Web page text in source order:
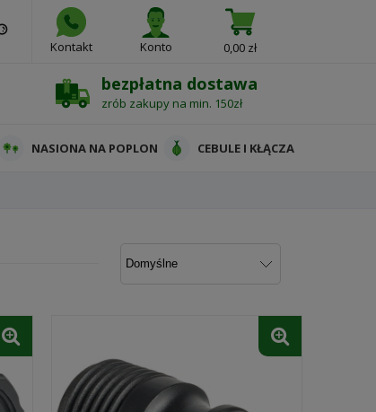
Kontakt Konto 0,00 zł
bezpłatna dostawa
zrób zakupy na min. 150zł
NASIONA NA POPLON CEBULE I KŁĄCZA